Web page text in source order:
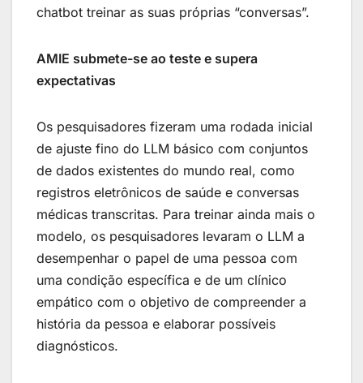
chatbot treinar as suas próprias “conversas”.
AMIE submete-se ao teste e supera
expectativas
Os pesquisadores fizeram uma rodada inicial
de ajuste fino do LLM básico com conjuntos
de dados existentes do mundo real, como
registros eletrônicos de saúde e conversas
médicas transcritas. Para treinar ainda mais o
modelo, os pesquisadores levaram o LLM a
desempenhar o papel de uma pessoa com
uma condição específica e de um clínico
empático com o objetivo de compreender a
história da pessoa e elaborar possíveis
diagnósticos.